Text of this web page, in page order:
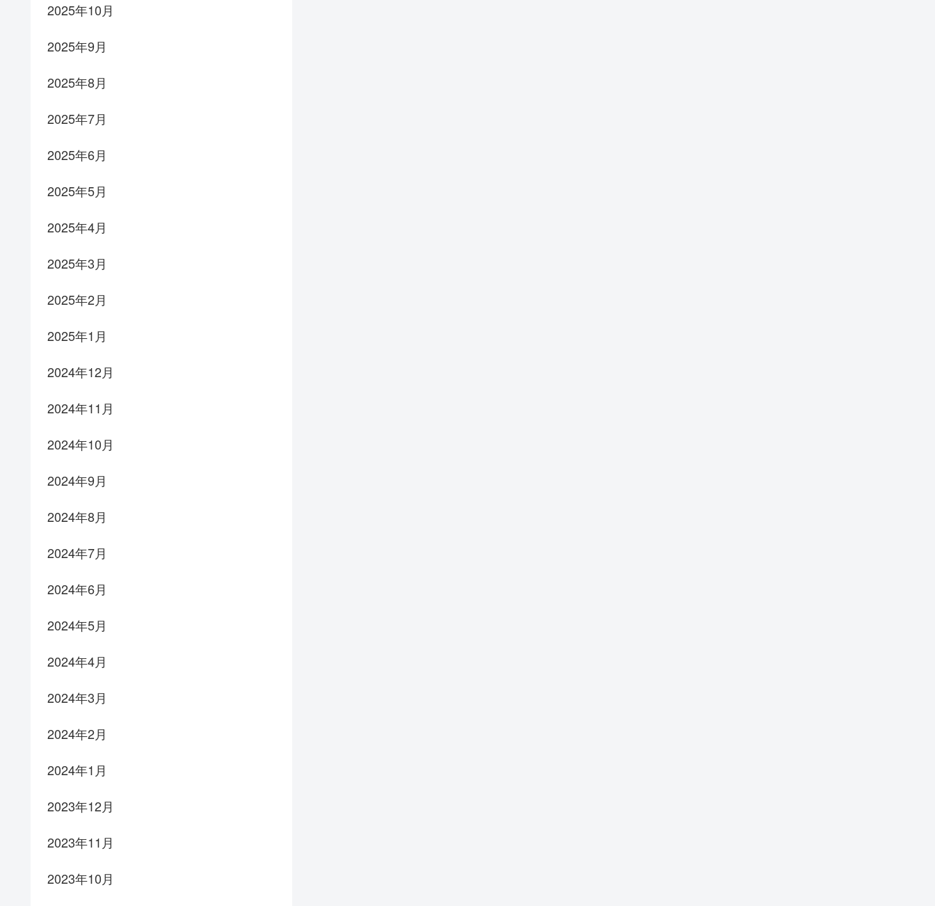
2025年10月
2025年9月
2025年8月
2025年7月
2025年6月
2025年5月
2025年4月
2025年3月
2025年2月
2025年1月
2024年12月
2024年11月
2024年10月
2024年9月
2024年8月
2024年7月
2024年6月
2024年5月
2024年4月
2024年3月
2024年2月
2024年1月
2023年12月
2023年11月
2023年10月